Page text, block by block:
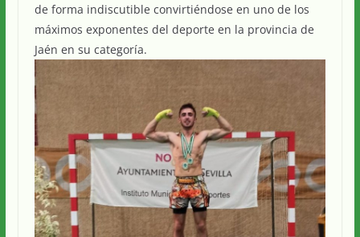
de forma indiscutible convirtiéndose en uno de los
máximos exponentes del deporte en la provincia de
Jaén en su categoría.